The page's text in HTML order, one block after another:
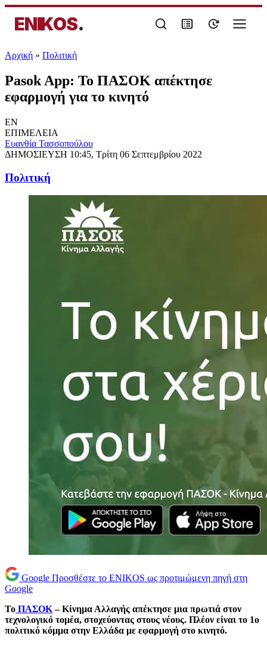
ENIKOS.
Αρχική » Πολιτική
Pasok App: Το ΠΑΣΟΚ απέκτησε
εφαρμογή για το κινητό
EN
ΕΠΙΜΕΛΕΙΑ
Ευανθία Τασσοπούλου
ΔΗΜΟΣΙΕΥΣΗ 10:45, Τρίτη 06 Σεπτεμβρίου 2022
Πολιτική
Google Προσθέστε το ENIKOS ως προτιμώμενη πηγή στη
Google
To ΠΑΣΟΚ– Κίνημα Αλλαγής απέκτησε μια πρωτιά στον
τεχνολογικό τομέα, στοχεύοντας στους νέους. Πλέον είναι το 1ο
πολιτικό κόμμα στην Ελλάδα με εφαρμογή στο κινητό.